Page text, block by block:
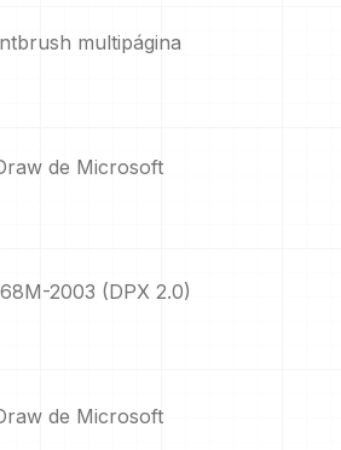
multipágina
de Microsoft
2003 (DPX 2.0)
de Microsoft